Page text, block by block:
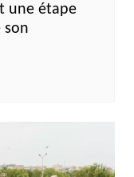
une étape
son